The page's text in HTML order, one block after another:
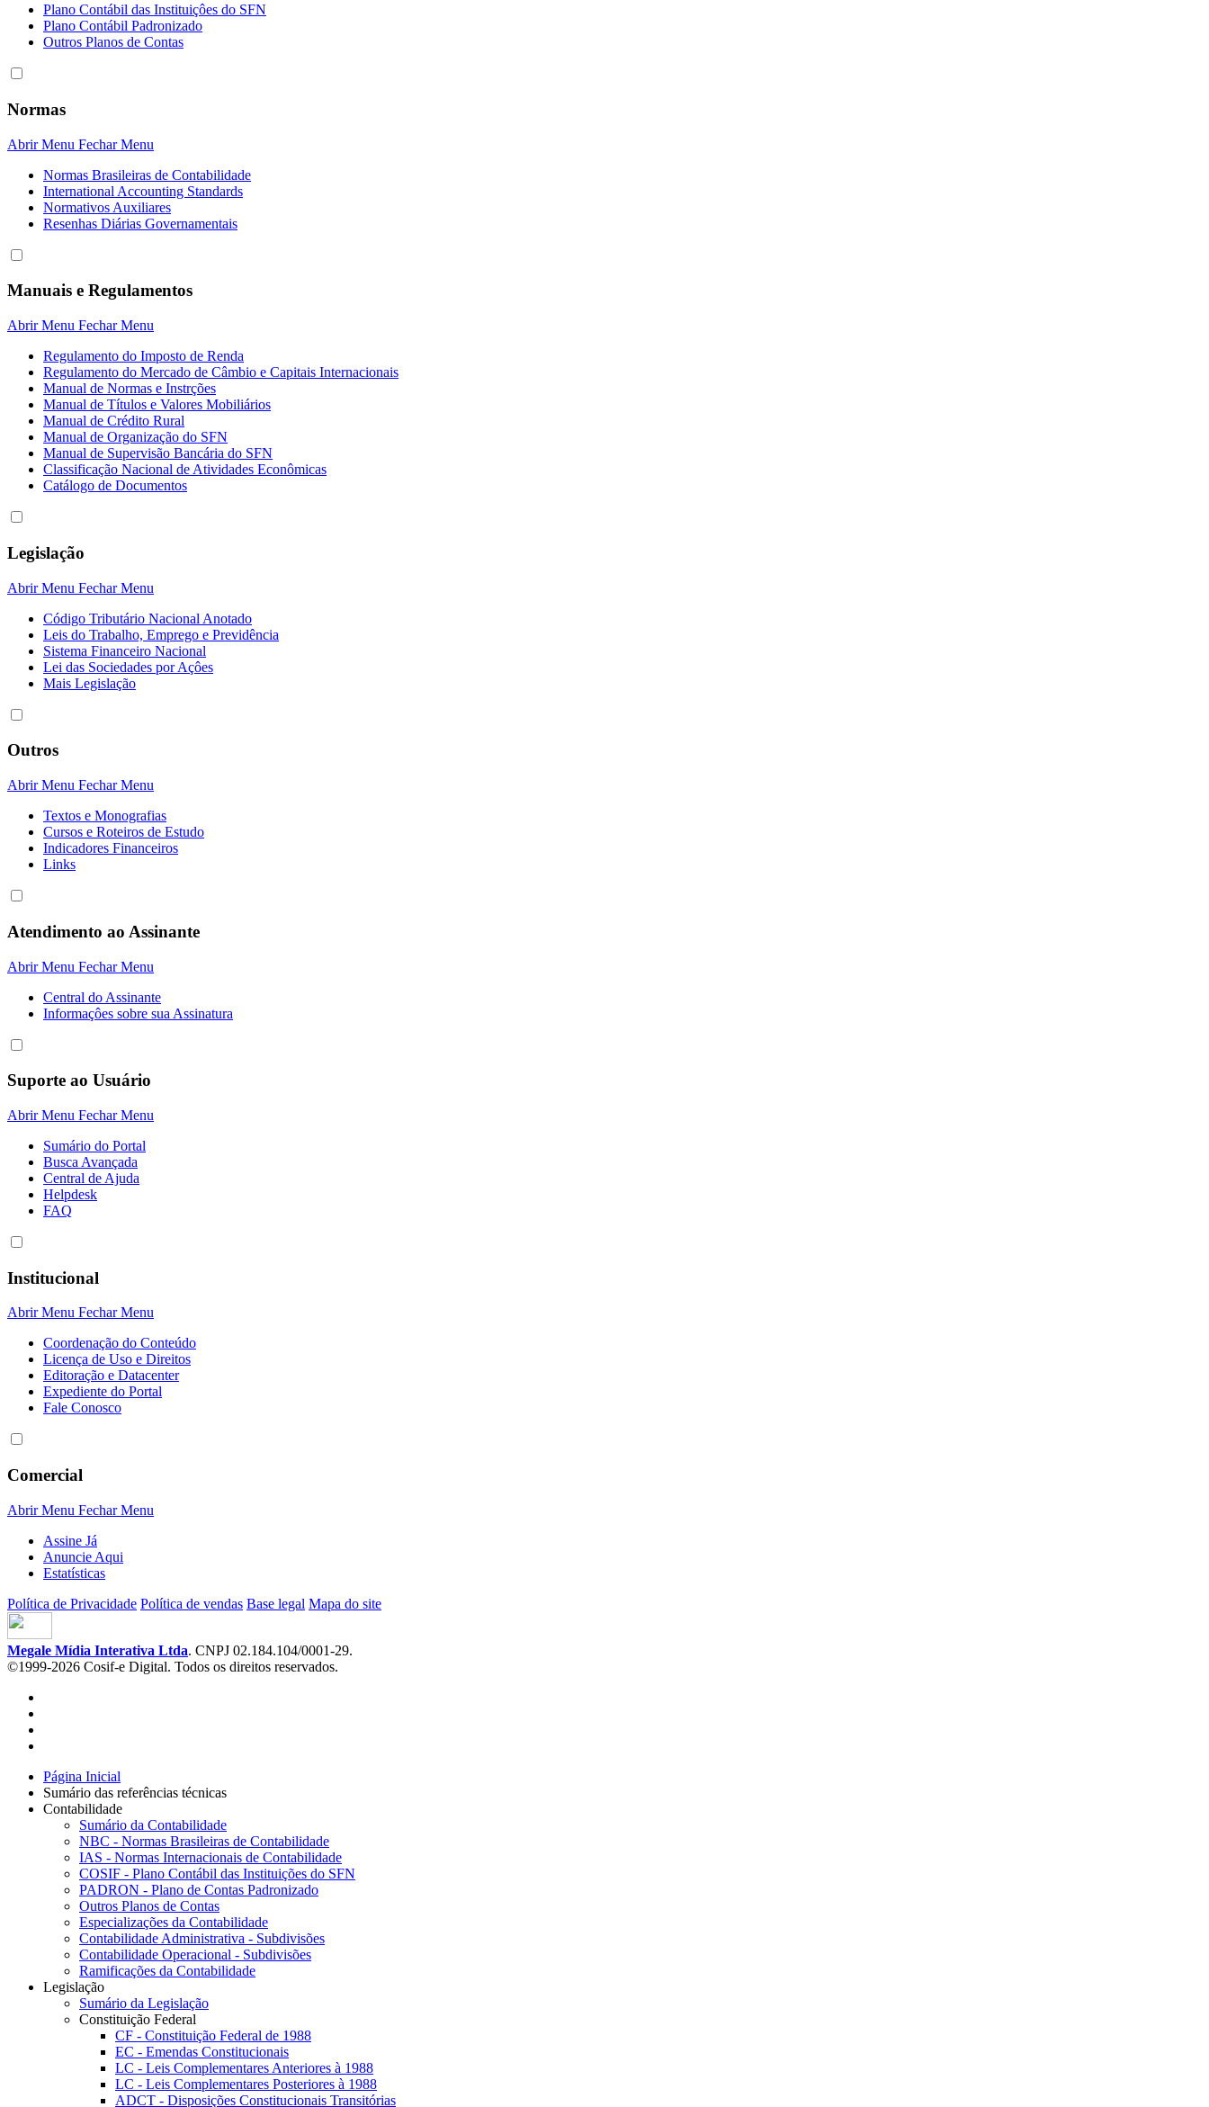
Plano Contábil das Instituiçôes do SFN
Plano Contábil Padronizado
Outros Planos de Contas
Normas
Abrir Menu Fechar Menu
Normas Brasileiras de Contabilidade
International Accounting Standards
Normativos Auxiliares
Resenhas Diárias Governamentais
Manuais e Regulamentos
Abrir Menu Fechar Menu
Regulamento do Imposto de Renda
Regulamento do Mercado de Câmbio e Capitais Internacionais
Manual de Normas e Instrções
Manual de Títulos e Valores Mobiliários
Manual de Crédito Rural
Manual de Organização do SFN
Manual de Supervisão Bancária do SFN
Classificação Nacional de Atividades Econômicas
Catálogo de Documentos
Legislação
Abrir Menu Fechar Menu
Código Tributário Nacional Anotado
Leis do Trabalho, Emprego e Previdência
Sistema Financeiro Nacional
Lei das Sociedades por Açôes
Mais Legislação
Outros
Abrir Menu Fechar Menu
Textos e Monografias
Cursos e Roteiros de Estudo
Indicadores Financeiros
Links
Atendimento ao Assinante
Abrir Menu Fechar Menu
Central do Assinante
Informaçôes sobre sua Assinatura
Suporte ao Usuário
Abrir Menu Fechar Menu
Sumário do Portal
Busca Avançada
Central de Ajuda
Helpdesk
FAQ
Institucional
Abrir Menu Fechar Menu
Coordenação do Conteúdo
Licença de Uso e Direitos
Editoração e Datacenter
Expediente do Portal
Fale Conosco
Comercial
Abrir Menu Fechar Menu
Assine Já
Anuncie Aqui
Estatísticas
Política de Privacidade Política de vendas Base legal Mapa do site
Megale Mídia Interativa Ltda. CNPJ 02.184.104/0001-29.
©1999-2026 Cosif-e Digital. Todos os direitos reservados.
Página Inicial
Sumário das referências técnicas
Contabilidade
Sumário da Contabilidade
NBC - Normas Brasileiras de Contabilidade
IAS - Normas Internacionais de Contabilidade
COSIF - Plano Contábil das Instituições do SFN
PADRON - Plano de Contas Padronizado
Outros Planos de Contas
Especializações da Contabilidade
Contabilidade Administrativa - Subdivisões
Contabilidade Operacional - Subdivisões
Ramificações da Contabilidade
Legislação
Sumário da Legislação
Constituição Federal
CF - Constituição Federal de 1988
EC - Emendas Constitucionais
LC - Leis Complementares Anteriores à 1988
LC - Leis Complementares Posteriores à 1988
ADCT - Disposições Constitucionais Transitórias